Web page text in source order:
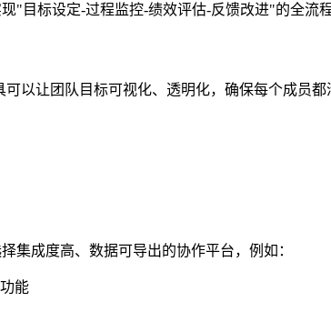
目标设定-过程监控-绩效评估-反馈改进"的全流
以让团队目标可视化、透明化，确保每个成员
集成度高、数据可导出的协作平台，例如：
能